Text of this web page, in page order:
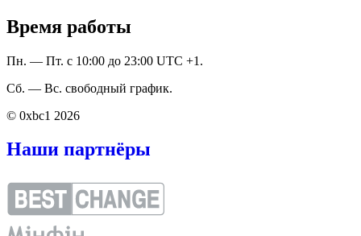
Время работы
Пн. — Пт. с 10:00 до 23:00 UTC +1.
Сб. — Вс. свободный график.
© 0xbc1 2026
Наши партнёры